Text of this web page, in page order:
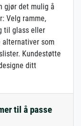
gjør det mulig å
Velg ramme,
til glass eller
alternativer som
Kundestøtte
ditt
til å passe